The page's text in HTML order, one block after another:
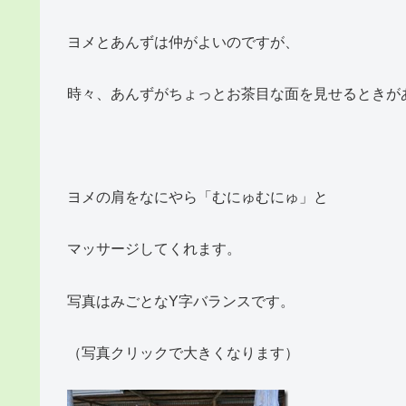
ヨメとあんずは仲がよいのですが、
時々、あんずがちょっとお茶目な面を見せるときが
ヨメの肩をなにやら「むにゅむにゅ」と
マッサージしてくれます。
写真はみごとなY字バランスです。
（写真クリックで大きくなります）